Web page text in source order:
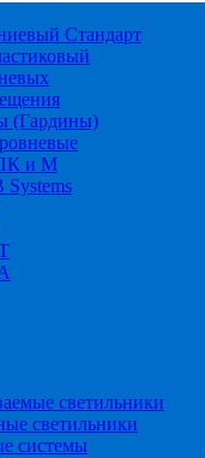
Стандарт
(Гардины)
и М
светильники
светильники
системы